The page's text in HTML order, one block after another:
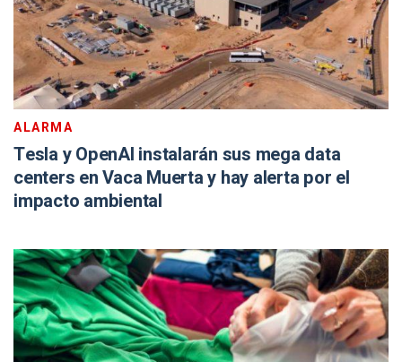
ALARMA
Tesla y OpenAI instalarán sus mega data
centers en Vaca Muerta y hay alerta por el
impacto ambiental